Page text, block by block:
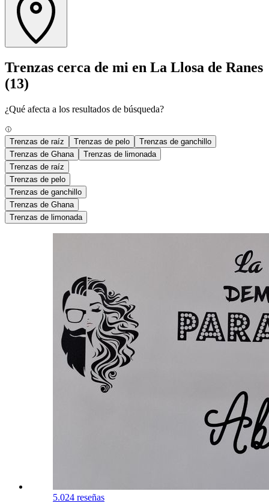
Trenzas cerca de mi en La Llosa de Ranes
(13)
¿Qué afecta a los resultados de búsqueda?
Trenzas de raíz Trenzas de pelo
Trenzas de ganchillo
Trenzas de Ghana
Trenzas de limonada
Trenzas de raíz
Trenzas de pelo
Trenzas de ganchillo
Trenzas de Ghana
Trenzas de limonada
5.024 reseñas